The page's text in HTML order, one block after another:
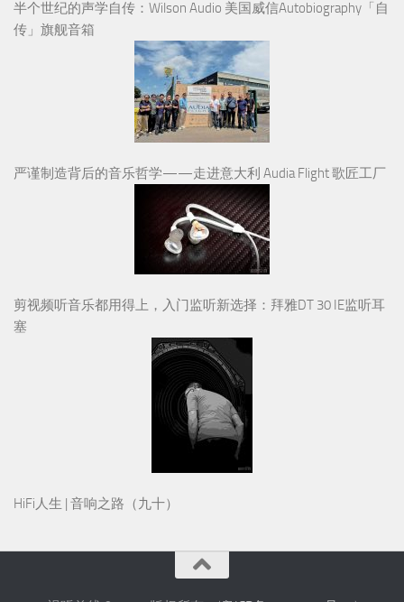
半个世纪的声学自传：Wilson Audio 美国威信Autobiography「自
传」旗舰音箱
严谨制造背后的音乐哲学——走进意大利 Audia Flight 歌匠工厂
剪视频听音乐都用得上，入门监听新选择：拜雅DT 30 IE监听耳
塞
HiFi人生 | 音响之路（九十）